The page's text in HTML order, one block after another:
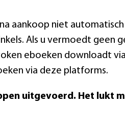
aankoop niet
Als u vermoedt geen
eboeken downloadt
via deze platforms.
uitgevoerd. Het lukt